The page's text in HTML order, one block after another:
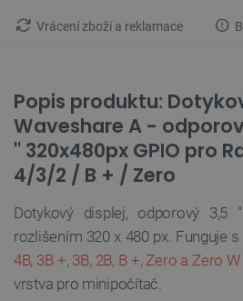
Vrácení zboží a reklamace
Popis produktu:
Waveshare A -
'' 320x480px GPIO pro
4/3/2 / B + / Zero
Dotykový displej, odporový 3,5
rozlišením 320 x 480 px. Funguje s
4B, 3B +, 3B, 2B, B +, Zero a Zero W
vrstva pro minipočítač.